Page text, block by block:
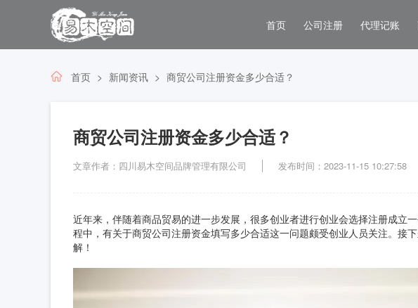
首页 公司注册 代理记账
首页 新闻资讯 商贸公司注册资金多少合适？
商贸公司注册资金多少合适？
文章作者：四川易木空间品牌管理有限公司 发布时间：2023-11-15 10:27:58
近年来，伴随着商品贸易的进一步发展，很多创业者进行创业会选择注册成立
程中，有关于商贸公司注册资金填写多少合适这一问题颇受创业人员关注。接
解！